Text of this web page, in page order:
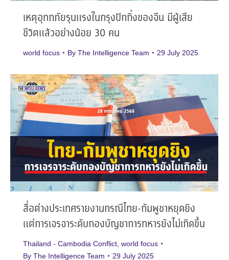
เหตุอุทกภัยรุนแรงในกรุงปักกิ่งของจีน มีผู้เสีย
ชีวิตแล้วอย่างน้อย 30 คน
world focus By The Intelligence Team 29 July 2025
สื่อต่างประเทศรายงานกรณีไทย-กัมพูชาหยุดยิง
แต่การเจรจาระดับกองบัญชาการทหารยังไม่เกิดขึ้น
Thailand - Cambodia Conflict world focus
By The Intelligence Team 29 July 2025